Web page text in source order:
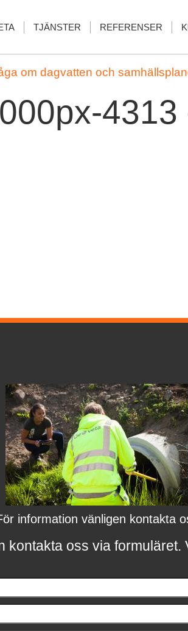
TJÄNSTER REFERENSER
om dagvatten och
4313
information vänligen kontakta
kontakta oss via formuläret.